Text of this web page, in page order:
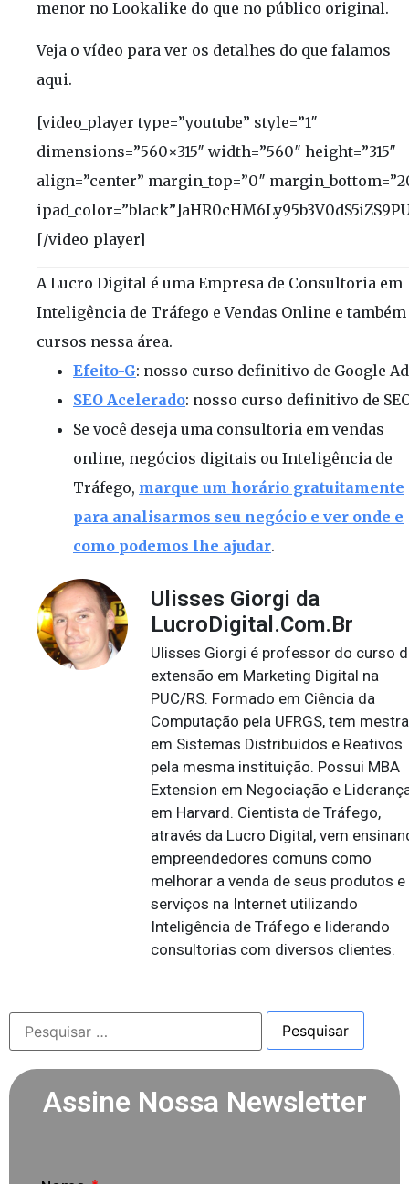
menor no Lookalike do que no público original.
Veja o vídeo para ver os detalhes do que falamos
aqui.
[video_player type=”youtube” style=”1″
dimensions=”560×315″ width=”560″ height=”315″
align=”center” margin_top=”0″
[/video_player]
A Lucro Digital é uma Empresa de Consultoria em
Inteligência de Tráfego e Vendas Online e também
cursos nessa área.
Efeito-G: nosso curso definitivo de Google
SEO Acelerado: nosso curso definitivo de
Se você deseja uma consultoria em vendas
online, negócios digitais ou Inteligência de
Tráfego, marque um horário gratuitamente
para analisarmos seu negócio e ver onde e
como podemos lhe ajudar.
Ulisses Giorgi da
LucroDigital.Com.Br
Ulisses Giorgi é professor do curso
extensão em Marketing Digital na
PUC/RS. Formado em Ciência da
Computação pela UFRGS, tem
em Sistemas Distribuídos e Reativos
pela mesma instituição. Possui MBA
Extension em Negociação e
em Harvard. Cientista de Tráfego,
através da Lucro Digital, vem
empreendedores comuns como
melhorar a venda de seus produtos e
serviços na Internet utilizando
Inteligência de Tráfego e liderando
consultorias com diversos clientes.
Assine Nossa Newsletter